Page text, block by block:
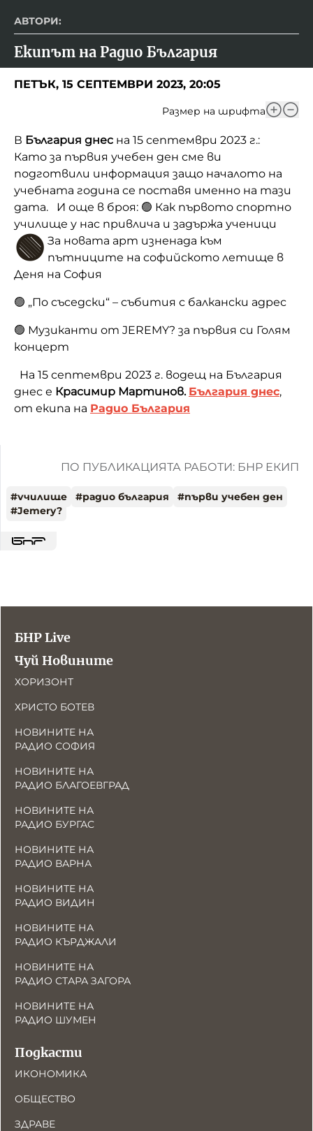
АВТОРИ:
Екипът на Радио България
ПЕТЪК, 15 СЕПТЕМВРИ 2023, 20:05
Размер на шрифта
В България днес на 15 септември 2023 г.:
Като за първия учебен ден сме ви
подготвили информация защо началото на
учебната година се поставя именно на тази
дата. И още в броя: 🟢 Как първото спортно
училище у нас привлича и задържа ученици
🟢 За новата арт изненада към
пътниците на софийското летище в
Деня на София
🟢 „По съседски“ – събития с балкански адрес
🟢 Музиканти от JEREMY? за първия си Голям
концерт
На 15 септември 2023 г. водещ на България
днес е Красимир Мартинов. България днес,
от екипа на Радио България
ПО ПУБЛИКАЦИЯТА РАБОТИ: БНР ЕКИП
#училище #радио българия #първи учебен ден
#Jemery?
БНР Live
Чуй Новините
ХОРИЗОНТ
ХРИСТО БОТЕВ
НОВИНИТЕ НА
РАДИО СОФИЯ
НОВИНИТЕ НА
РАДИО БЛАГОЕВГРАД
НОВИНИТЕ НА
РАДИО БУРГАС
НОВИНИТЕ НА
РАДИО ВАРНА
НОВИНИТЕ НА
РАДИО ВИДИН
НОВИНИТЕ НА
РАДИО КЪРДЖАЛИ
НОВИНИТЕ НА
РАДИО СТАРА ЗАГОРА
НОВИНИТЕ НА
РАДИО ШУМЕН
Подкасти
ИКОНОМИКА
ОБЩЕСТВО
ЗДРАВЕ